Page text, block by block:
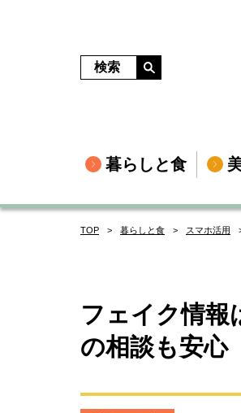
暮らしと食
TOP 暮らしと食 スマホ活用
フェイク情報
の相談も安心